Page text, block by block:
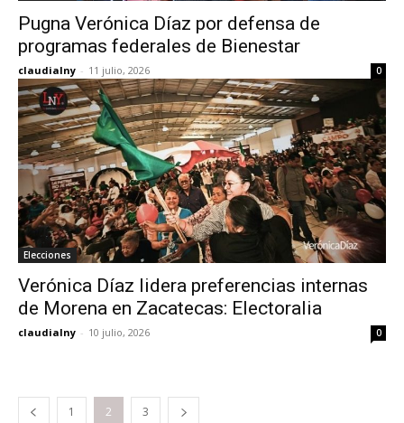
Pugna Verónica Díaz por defensa de
programas federales de Bienestar
claudialny - 11 julio, 2026 0
Elecciones
Verónica Díaz lidera preferencias internas
de Morena en Zacatecas: Electoralia
claudialny - 10 julio, 2026 0
1 2 3